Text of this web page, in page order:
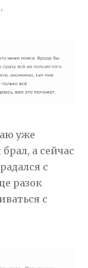
уже
а сейчас
с
разок
с